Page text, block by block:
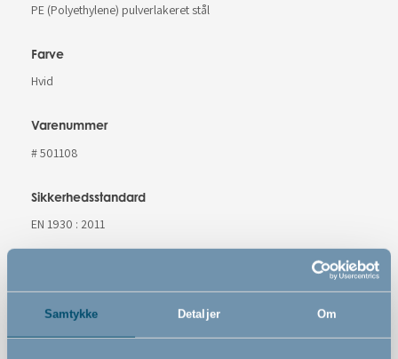
Samtykke Detaljer Om
PE (Polyethylene) pulverlakeret stål
Farve
Hvid
Varenummer
# 501108
Sikkerhedsstandard
EN 1930 : 2011